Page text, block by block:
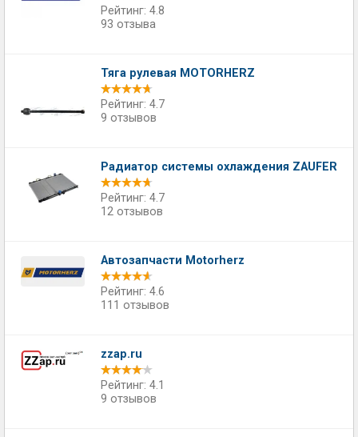
Рейтинг: 4.8
93 отзыва
Тяга рулевая MOTORHERZ
Рейтинг: 4.7
9 отзывов
Радиатор системы охлаждения ZAUFER
Рейтинг: 4.7
12 отзывов
Автозапчасти Motorherz
Рейтинг: 4.6
111 отзывов
zzap.ru
Рейтинг: 4.1
9 отзывов